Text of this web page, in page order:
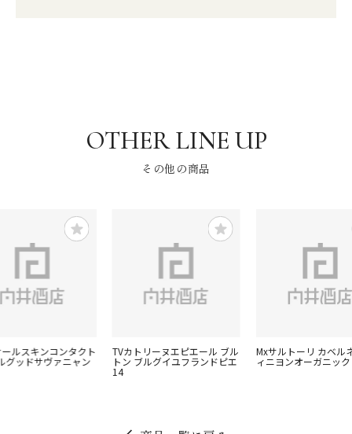
その他の商品
ールスキンコンタクト
グッドサヴァニャン
TVカトリーヌエピエール ブル
トン ブルグイユフランドピエ
14
Mxサルトーリ カベル
ィニヨンオーガニック